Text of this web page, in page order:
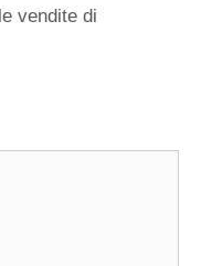
vendite di